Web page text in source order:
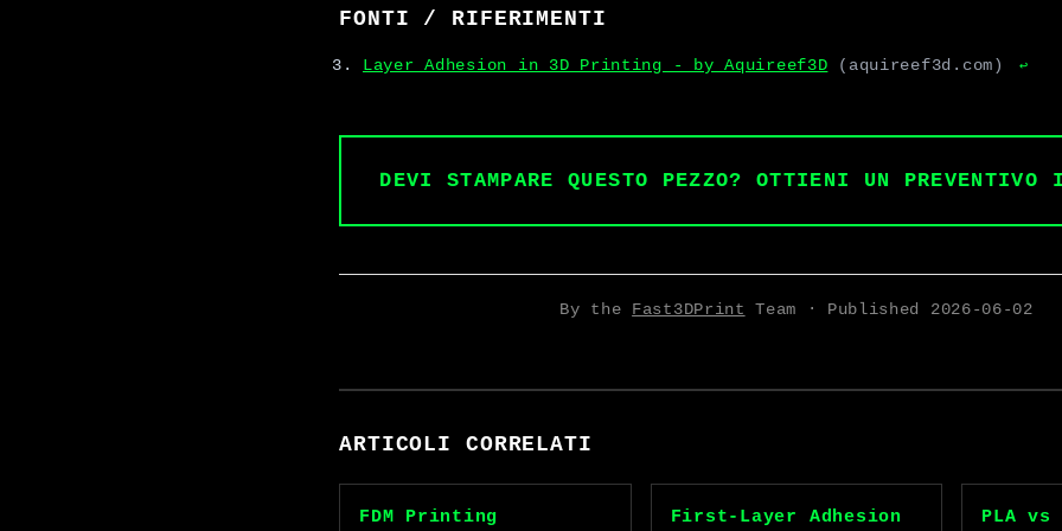
FONTI / RIFERIMENTI
Layer Adhesion in 3D Printing - by Aquireef3D (aquireef3d.com) ↩
DEVI STAMPARE QUESTO PEZZO? OTTIENI UN PREVENTIVO
By the Fast3DPrint Team · Published 2026-06-02
ARTICOLI CORRELATI
FDM Printing First-Layer Adhesion PLA vs